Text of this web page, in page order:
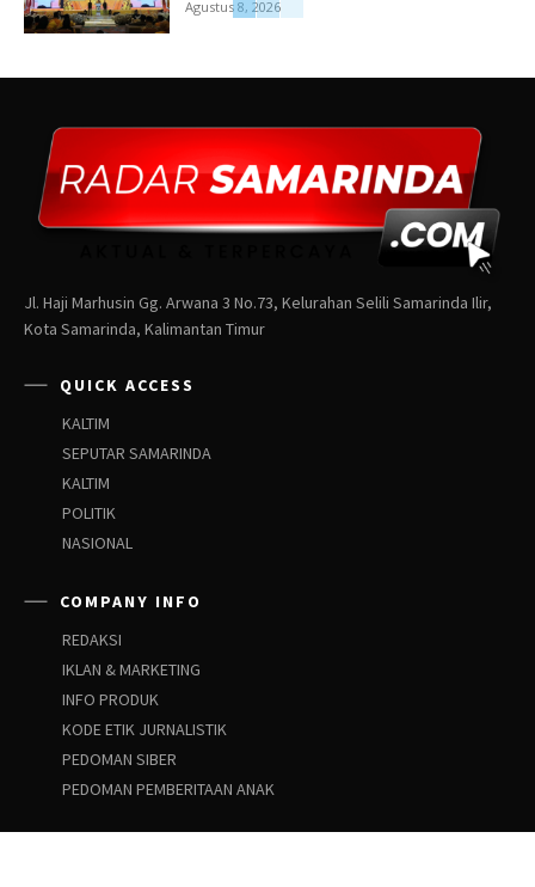
Agustus 8, 2026
Jl. Haji Marhusin Gg. Arwana 3 No.73, Kelurahan Selili Samarinda Ilir,
Kota Samarinda, Kalimantan Timur
QUICK ACCESS
KALTIM
SEPUTAR SAMARINDA
KALTIM
POLITIK
NASIONAL
COMPANY INFO
REDAKSI
IKLAN & MARKETING
INFO PRODUK
KODE ETIK JURNALISTIK
PEDOMAN SIBER
PEDOMAN PEMBERITAAN ANAK